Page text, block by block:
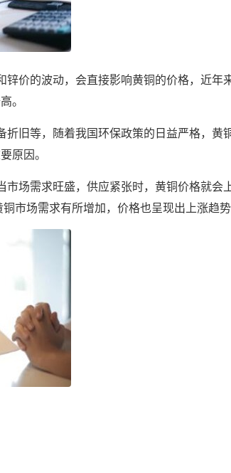
价的波动，会直接影响黄铜的价格，近年
。
旧等，随着我国环保政策的日益严格，黄
原因。
场需求旺盛，供应紧张时，黄铜价格就会
市场需求有所增加，价格也呈现出上涨趋